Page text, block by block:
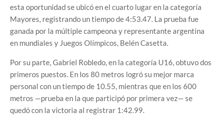
esta oportunidad se ubicó en el cuarto lugar en la categoría
Mayores, registrando un tiempo de 4:53.47. La prueba fue
ganada por la múltiple campeona y representante argentina
en mundiales y Juegos Olímpicos, Belén Casetta.
Por su parte, Gabriel Robledo, en la categoría U16, obtuvo dos
primeros puestos. En los 80 metros logró su mejor marca
personal con un tiempo de 10.55, mientras que en los 600
metros —prueba en la que participó por primera vez— se
quedó con la victoria al registrar 1:42.99.